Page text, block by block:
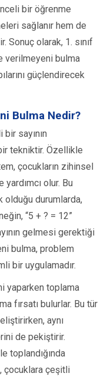
bir öğrenme
sağlanır hem de
Sonuç olarak, 1. sınıf
verilmeyeni bulma
güçlendirecek
Bulma Nedir?
sayının
tekniktir. Özellikle
çocukların zihinsel
olur. Bu
olduğu durumlarda,
“5 + ? = 12”
gelmesi gerektiği
bulma, problem
bir uygulamadır.
yaparken toplama
fırsatı bulurlar. Bu tür
aynı
de pekiştirir.
toplandığında
çocuklara çeşitli